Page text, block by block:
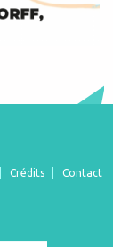
Crédits Contact